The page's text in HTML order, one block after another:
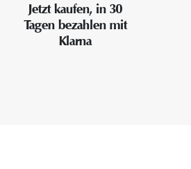
Jetzt kaufen, in 30
Tagen bezahlen mit
Klarna